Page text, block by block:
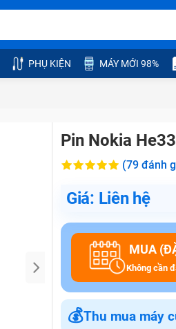
PHỤ KIỆN MÁY MỚI 98%
Pin Nokia
(79 đánh
Giá: Liên hệ
MUA
Không cần
💰Thu mua máy